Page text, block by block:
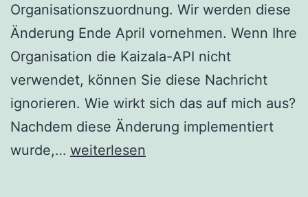
Organisationszuordnung. Wir werden diese
Änderung Ende April vornehmen. Wenn Ihre
Organisation die Kaizala-API nicht
verwendet, können Sie diese Nachricht
ignorieren. Wie wirkt sich das auf mich aus?
Nachdem diese Änderung implementiert
wurde,… Beschränkung
weiterlesen